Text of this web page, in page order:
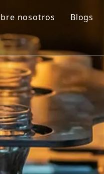
de plástico
nosotros
Perfil de la empresa
Preguntas frecuentes
Blogs